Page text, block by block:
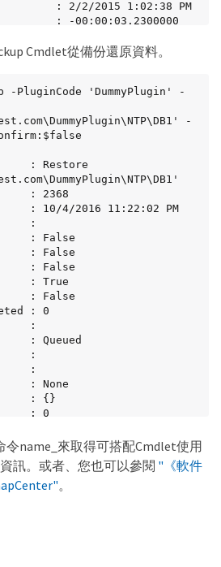
02-2015_13.02.45
: NotVerified
Cmdlet從備份還原資料。
-PluginCode 'DummyPlugin' -
-
: Restore
: 2368
: 10/4/2016 11:22:02 PM
:
: False
: False
: False
: True
: False
: 0
:
: Queued
:
:
: None
: {}
: 0
:
:
: 0
: NONE
令name_來取得可搭配Cmdlet使用
訊。或者、您也可以參閱 "《軟件
。